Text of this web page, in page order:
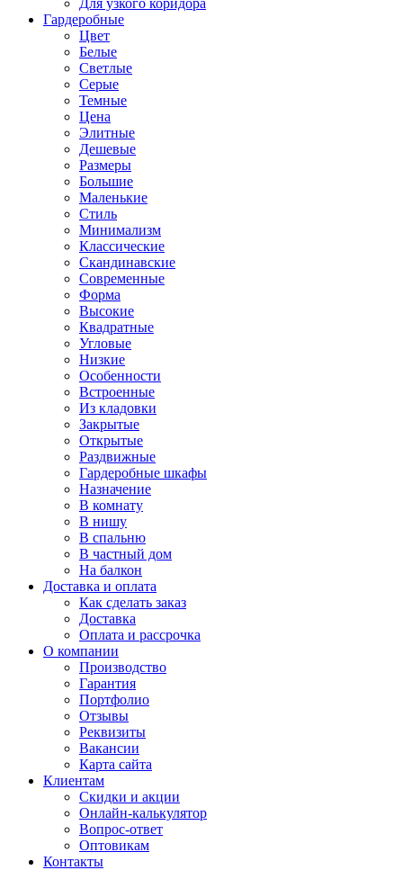
Для узкого коридора
Гардеробные
Цвет
Белые
Светлые
Серые
Темные
Цена
Элитные
Дешевые
Размеры
Большие
Маленькие
Стиль
Минимализм
Классические
Скандинавские
Современные
Форма
Высокие
Квадратные
Угловые
Низкие
Особенности
Встроенные
Из кладовки
Закрытые
Открытые
Раздвижные
Гардеробные шкафы
Назначение
В комнату
В нишу
В спальню
В частный дом
На балкон
Доставка и оплата
Как сделать заказ
Доставка
Оплата и рассрочка
О компании
Производство
Гарантия
Портфолио
Отзывы
Реквизиты
Вакансии
Карта сайта
Клиентам
Скидки и акции
Онлайн-калькулятор
Вопрос-ответ
Оптовикам
Контакты